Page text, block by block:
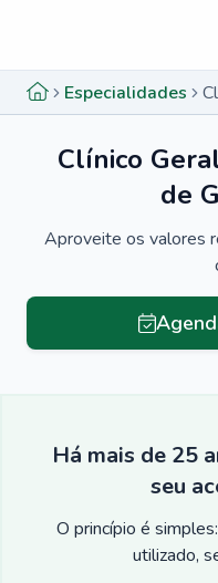
Especialidades
Clínico
de
Aproveite os valores
Há mais de 25
seu
O princípio é
utilizado,